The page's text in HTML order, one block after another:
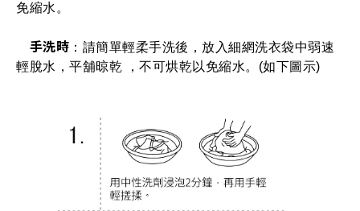
免縮水。
手洗時 ：請簡單輕柔手洗後，放入細網洗衣袋中弱速
輕脫水，平舖晾乾 ，不可烘乾以免縮水。(如下圖示)